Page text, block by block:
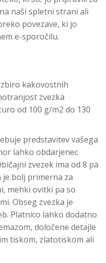
naši spletni strani ali
povezave, ki jo
e-sporočilu.
kakovostnih
zvezka
od 100 g/m2 do 130
predstavitev vašega
lahko obdarjenec
zvezek ima od 8 pa
je bolj primerna za
mehki ovitki pa so
Obseg zvezka je
Platnico lahko dodatno
določene detajle
tiskom, zlatotiskom ali